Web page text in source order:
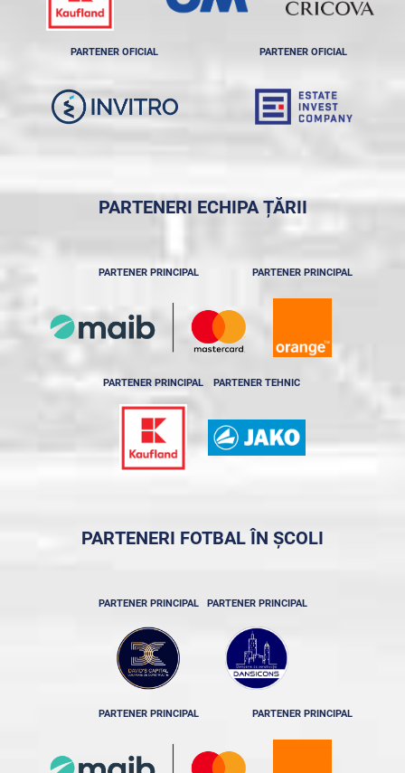
PARTENER OFICIAL PARTENER OFICIAL
PARTENERI ECHIPA ȚĂRII
PARTENER PRINCIPAL PARTENER PRINCIPAL
PARTENER PRINCIPAL PARTENER TEHNIC
PARTENERI FOTBAL ÎN ȘCOLI
PARTENER PRINCIPAL PARTENER PRINCIPAL
PARTENER PRINCIPAL PARTENER PRINCIPAL